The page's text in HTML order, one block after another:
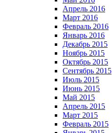
Апрель 2016
Март 2016
Февраль 2016
Январь 2016
Декабрь 2015
Ноябрь 2015
Октябрь 2015
Сентябрь 2015
Июль 2015
Июнь 2015
Май 2015
Апрель 2015
Март 2015
Февраль 2015